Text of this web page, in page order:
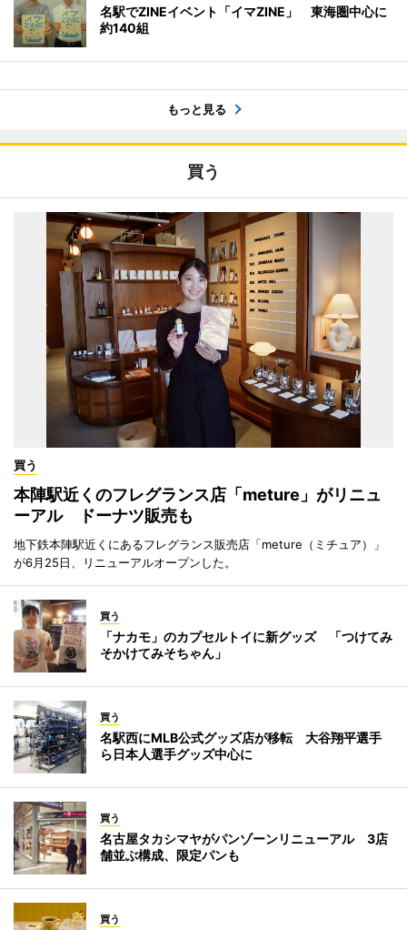
名駅でZINEイベント「イマZINE」 東海圏中心に
約140組
もっと見る
買う
買う
本陣駅近くのフレグランス店「meture」がリニュ
ーアル ドーナツ販売も
地下鉄本陣駅近くにあるフレグランス販売店「meture（ミチュア）」
が6月25日、リニューアルオープンした。
買う
「ナカモ」のカプセルトイに新グッズ 「つけてみ
そかけてみそちゃん」
買う
名駅西にMLB公式グッズ店が移転 大谷翔平選手
ら日本人選手グッズ中心に
買う
名古屋タカシマヤがパンゾーンリニューアル 3店
舗並ぶ構成、限定パンも
買う